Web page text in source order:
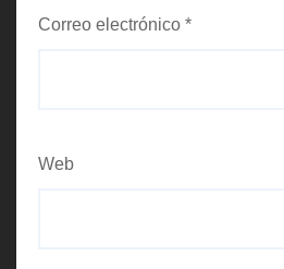
Correo electrónico *
Web